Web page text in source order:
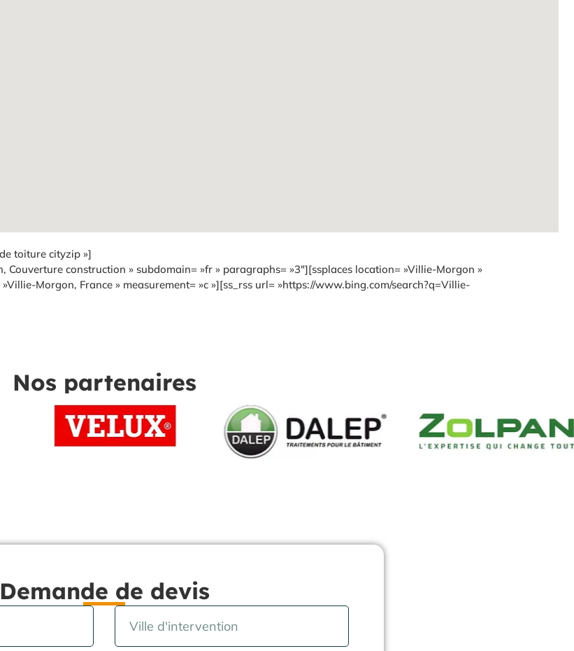
toiture cityzip »]
construction » subdomain= »fr » paragraphs= »3″][ssplaces location= »Villie-Morgon »
Morgon, France » measurement= »c »][ss_rss url= »https://www.bing.com/search?q=Villie-
Nos partenaires
Demande de devis